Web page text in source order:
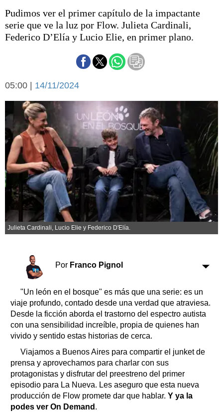
Liga del Sur
Básquetbol
Fútbol
Aplausos
Economía y campo
Con el campo
Espacio empresas
Sociedad y tiempo
libre
Sociedad
Tecnología
Turismo
Salud
Es viral
El tiempo
Cartón Lleno
Fúnebres
Horóscopo
Suplementos
Servicios
Farmacias
Transportes
Loterías
Datos Útiles
Fúnebres
Edictos
Teléfonos de urgencia
Pudimos ver el primer capítulo de la impactante
serie que ve la luz por Flow. Julieta Cardinali,
Federico D’Elía y Lucio Elie, en primer plano.
05:00 | 14/11/2024
Julieta Cardinali, Lucio Elie y Federico D'Elía.
Por Franco Pignol
"Un león en el bosque" es más que una serie: es un
viaje profundo, contado desde una verdad que atraviesa.
Desde la ficción aborda el trastorno del espectro autista
con una sensibilidad increíble, propia de quienes han
vivido y sentido estas historias de cerca.
Viajamos a Buenos Aires para compartir el junket de
prensa y aprovechamos para charlar con sus
protagonistas y disfrutar del preestreno del primer
episodio para La Nueva. Les aseguro que esta nueva
producción de Flow promete dar que hablar. Y ya la
podes ver On Demand .